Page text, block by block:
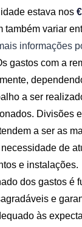
estava nos
também variar
informações
gastos com a
a ser
Divisões
a ser as
de
e instalações.
dos gastos é
​​e
às